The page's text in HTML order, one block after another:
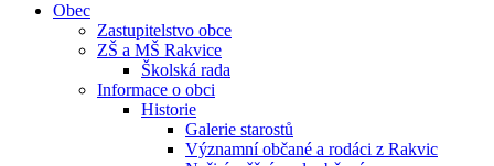
Obec
Zastupitelstvo obce
ZŠ a MŠ Rakvice
Školská rada
Informace o obci
Historie
Galerie starostů
Významní občané a rodáci z Rakvic